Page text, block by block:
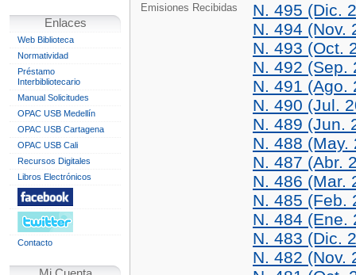
Enlaces
Web Biblioteca
Normatividad
Préstamo
Interbibliotecario
Manual Solicitudes
OPAC USB Medellín
OPAC USB Cartagena
OPAC USB Cali
Recursos Digitales
Libros Electrónicos
Contacto
Emisiones Recibidas
N. 495 (Dic.
N. 494 (Nov.
N. 493 (Oct.
N. 492 (Sep.
N. 491 (Ago.
N. 490 (Jul.
N. 489 (Jun.
N. 488 (May.
N. 487 (Abr.
N. 486 (Mar.
N. 485 (Feb.
N. 484 (Ene.
N. 483 (Dic.
N. 482 (Nov.